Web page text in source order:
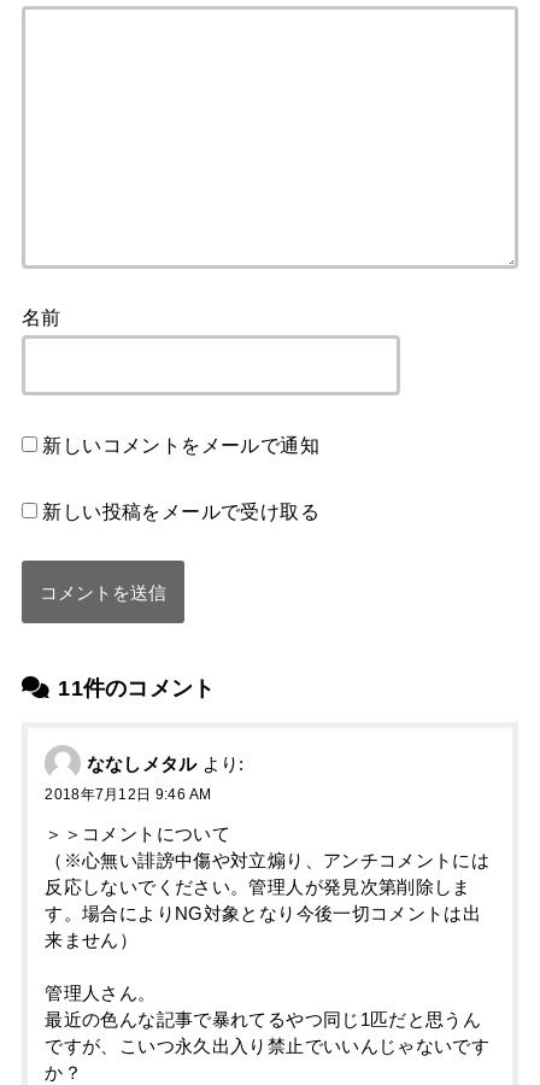
11件のコメント
ななしメタル より:
2018年7月12日 9:46 AM
＞＞コメントについて
（※心無い誹謗中傷や対立煽り、アンチコメントには
反応しないでください。管理人が発見次第削除しま
す。場合によりNG対象となり今後一切コメントは出
来ません）
管理人さん。
最近の色んな記事で暴れてるやつ同じ1匹だと思うん
ですが、こいつ永久出入り禁止でいいんじゃないです
か？
名前
新しいコメントをメールで通知
新しい投稿をメールで受け取る